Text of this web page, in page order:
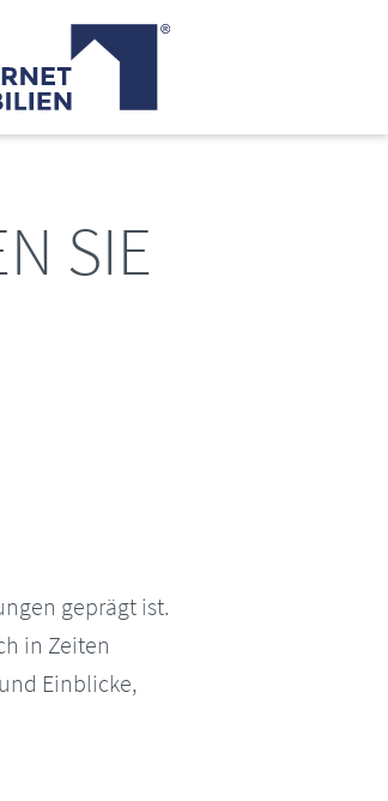
SIE
geprägt ist.
in Zeiten
Einblicke,